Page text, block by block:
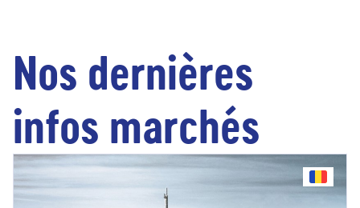
Nos dernières
infos marchés